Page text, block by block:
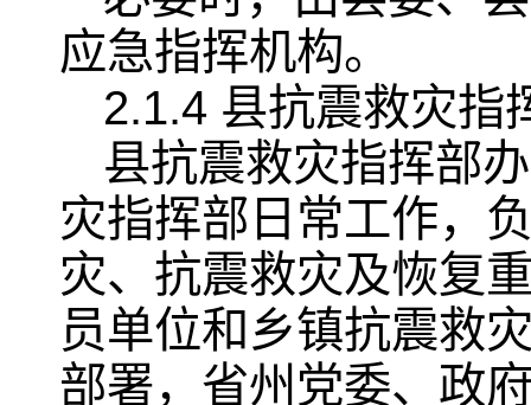
应急指挥机构。
2.1.4 县抗震救灾指
县抗震救灾指挥部
灾指挥部日常工作，
灾、抗震救灾及恢复
员单位和乡镇抗震救
部署，省州党委、政